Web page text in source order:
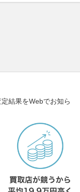
結果をWebでお知ら